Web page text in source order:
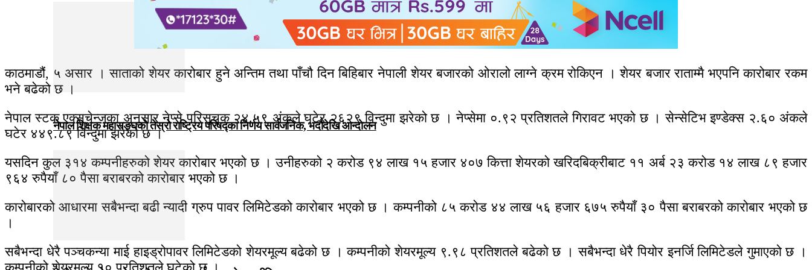
नेपाल शिक्षक महासङ्घको तेस्रो राष्ट्रिय परिषद्का निर्णय सार्वजनिक, भदाैदेखि आन्दाेलन
काठमाडौं, ५ असार । साताको शेयर कारोबार हुने अन्तिम तथा पाँचौ दिन बिहिबार नेपाली शेयर बजारको ओरालो लाग्ने क्रम रोकिएन । शेयर बजार राताम्मै भएपनि कारोबार रकम
भने बढेको छ ।
नेपाल स्टक एक्सचेन्जका अनुसार नेप्से परिसूचक २४.५९ अंकले घटेर २६२९ विन्दुमा झरेको छ । नेप्सेमा ०.९२ प्रतिशतले गिरावट भएको छ । सेन्सेटिभ इण्डेक्स २.६० अंकले
घटेर ४४९.८९ विन्दुमा झरेको छ ।
यसदिन कुल ३१४ कम्पनीहरुको शेयर कारोबार भएको छ । उनीहरुको २ करोड ९४ लाख १५ हजार ४०७ कित्ता शेयरको खरिदबिक्रीबाट ११ अर्ब २३ करोड १४ लाख ८९ हजार
९६४ रुपैयाँ ८० पैसा बराबरको कारोबार भएको छ ।
कारोबारको आधारमा सबैभन्दा बढी न्यादी ग्रुप पावर लिमिटेडको कारोबार भएको छ । कम्पनीको ८५ करोड ४४ लाख ५६ हजार ६७५ रुपैयाँ ३० पैसा बराबरको कारोबार भएको छ
।
सबैभन्दा धेरै पञ्चकन्या माई हाइड्रोपावर लिमिटेडको शेयरमूल्य बढेको छ । कम्पनीको शेयरमूल्य ९.९८ प्रतिशतले बढेको छ । सबैभन्दा धेरै पियोर इनर्जि लिमिटेडले गुमाएको छ ।